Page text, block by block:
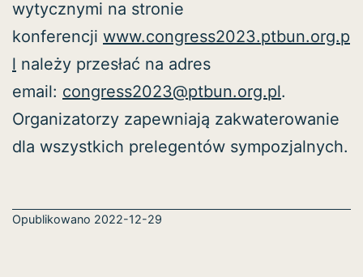
wytycznymi na stronie
konferencji www.congress2023.ptbun.org.p
l należy przesłać na adres
email: congress2023@ptbun.org.pl.
Organizatorzy zapewniają zakwaterowanie
dla wszystkich prelegentów sympozjalnych.
Opublikowano 2022-12-29